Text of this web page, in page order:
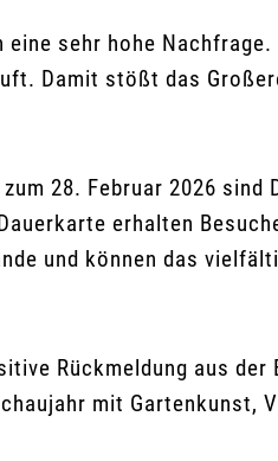
sehr hohe
Damit stößt das
28. Februar 2026 sind
erhalten
und können das
Rückmeldung aus der
mit Gartenkunst,